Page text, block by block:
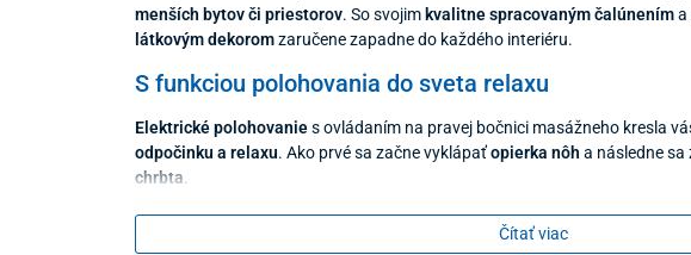
menších bytov či priestorov. So svojim kvalitne spracovaným čalúneníma
látkovým dekoromzaručene zapadne do každého interiéru.
S funkciou polohovania do sveta relaxu
Elektrické polohovanies ovládaním na pravej bočnici masážneho kresla
odpočinku a relaxu. Ako prvé sa začne vyklápaťopierka nôh a následne sa
chrbta.
S vyloženými nohami môžete pokojne sledovať svoj obľúbený televízny
v takmer ležiacej pozícii. Je už len na
Čítať viac